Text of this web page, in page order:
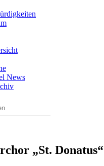
News
„St. Donatus“